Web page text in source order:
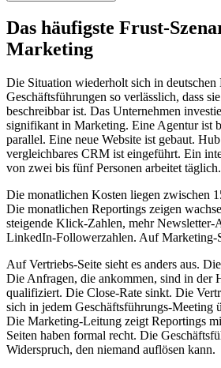
Das häufigste Frust-
Marketing
Die Situation wiederholt sich in deutschen
Geschäftsführungen so verlässlich, dass
beschreibbar ist. Das Unternehmen
signifikant in Marketing. Eine Agentur ist
parallel. Eine neue Website ist gebaut.
vergleichbares CRM ist eingeführt. Ein
von zwei bis fünf Personen arbeitet täglich.
Die monatlichen Kosten liegen zwischen
Die monatlichen Reportings zeigen
steigende Klick-Zahlen, mehr Newsletter-
LinkedIn-Followerzahlen. Auf Marketing-
Auf Vertriebs-Seite sieht es anders aus.
Die Anfragen, die ankommen, sind in der
qualifiziert. Die Close-Rate sinkt. Die
sich in jedem Geschäftsführungs-Meeting
Die Marketing-Leitung zeigt Reportings
Seiten haben formal recht. Die
Widerspruch, den niemand auflösen kann.